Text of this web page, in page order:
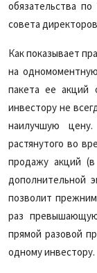
обязательства
совета
Как показывает
на
пакета ее акций
инвестору не
наилучшую
растянутого во
продажу акций
дополнительной
позволит
раз
прямой разовой
одному инвестору.